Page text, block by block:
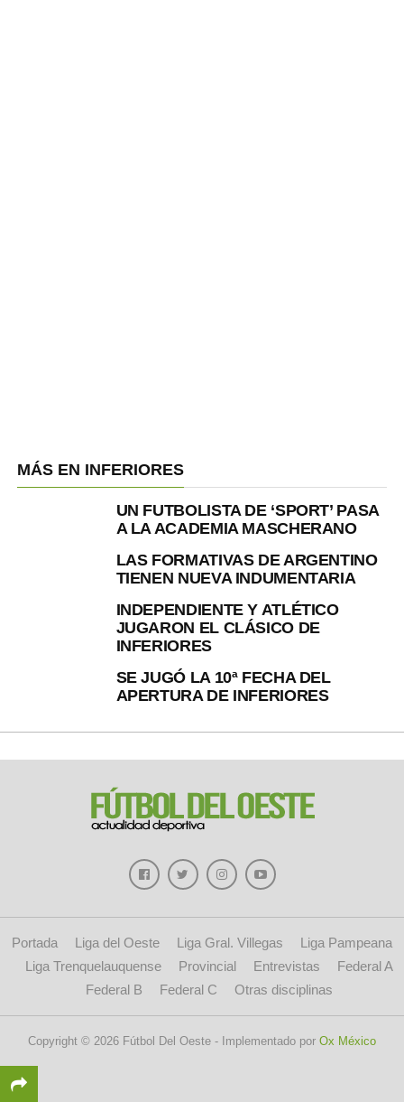
MÁS EN INFERIORES
UN FUTBOLISTA DE ‘SPORT’ PASA
A LA ACADEMIA MASCHERANO
LAS FORMATIVAS DE ARGENTINO
TIENEN NUEVA INDUMENTARIA
INDEPENDIENTE Y ATLÉTICO
JUGARON EL CLÁSICO DE
INFERIORES
SE JUGÓ LA 10ª FECHA DEL
APERTURA DE INFERIORES
Portada Liga del Oeste Liga Gral. Villegas
Liga Pampeana
Liga Trenquelauquense
Provincial Entrevistas
Federal A
Federal B
Federal C Otras disciplinas
Copyright © 2026 Fútbol Del Oeste - Implementado por Ox México